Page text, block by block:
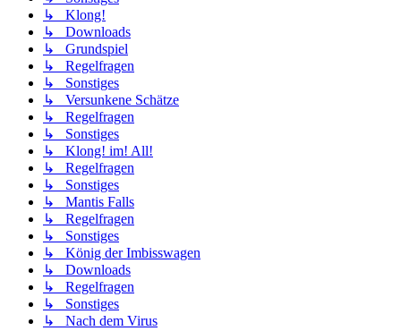
↳ Klong!
↳ Downloads
↳ Grundspiel
↳ Regelfragen
↳ Sonstiges
↳ Versunkene Schätze
↳ Regelfragen
↳ Sonstiges
↳ Klong! im! All!
↳ Regelfragen
↳ Sonstiges
↳ Mantis Falls
↳ Regelfragen
↳ Sonstiges
↳ König der Imbisswagen
↳ Downloads
↳ Regelfragen
↳ Sonstiges
↳ Nach dem Virus